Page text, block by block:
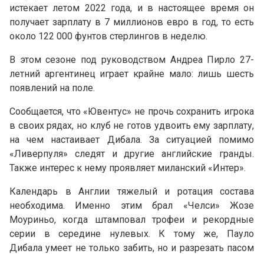
истекает летом 2022 года, и в настоящее время он
получает зарплату в 7 миллионов евро в год, то есть
около 122 000 фунтов стерлингов в неделю.
В этом сезоне под руководством Андреа Пирло 27-
летний аргентинец играет крайне мало: лишь шесть
появлений на поле.
Сообщается, что «Ювентус» не прочь сохранить игрока
в своих рядах, но клуб не готов удвоить ему зарплату,
на чем настаивает Дибала. За ситуацией помимо
«Ливерпуля» следят и другие английские гранды.
Также интерес к нему проявляет миланский «Интер».
Календарь в Англии тяжелый и ротация состава
необходима. Именно этим брал «Челси» Жозе
Моуриньо, когда штамповал трофеи и рекордные
серии в середине нулевых. К тому же, Пауло
Дибала умеет не только забить, но и разрезать пасом